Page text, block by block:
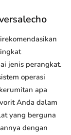
jenis perangkat.
operasi
apa
Anda dalam
yang berguna
dengan